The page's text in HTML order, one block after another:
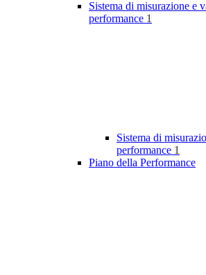
Sistema di misurazione e
performance 1
Sistema di
performance 1
Piano della Performance